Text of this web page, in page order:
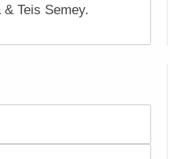
Teis Semey.